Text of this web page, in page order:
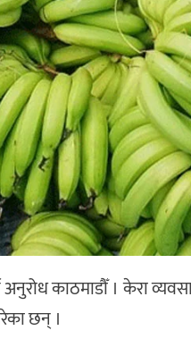
काठमाडौँ । केरा
छन् ।